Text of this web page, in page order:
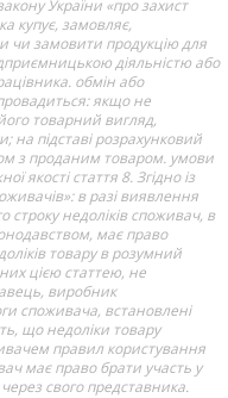
України «про захист
купує, замовляє,
чи замовити продукцію для
діяльністю або
обмін або
якщо не
товарний вигляд,
на підставі розрахунковий
з проданим товаром. умови
якості стаття 8. Згідно із
в разі виявлення
строку недоліків споживач, в
має право
товару в розумний
цією статтею, не
виробник
споживача, встановлені
що недоліки товару
правил користування
має право брати участь у
свого представника.